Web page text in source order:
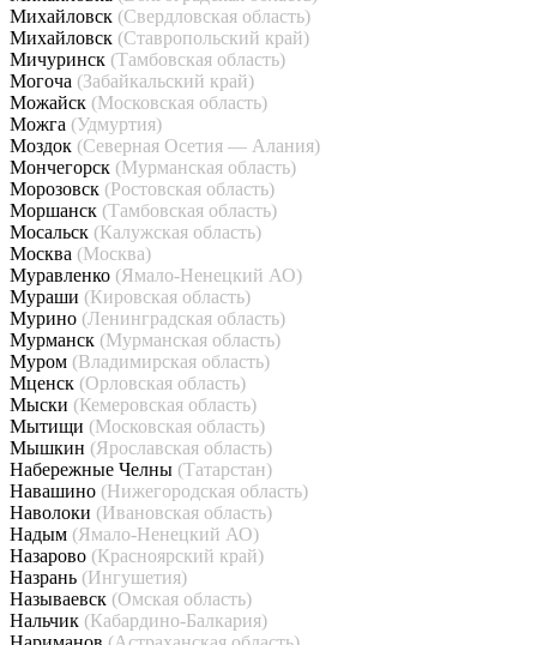
Михайловск (Свердловская область)
Михайловск (Ставропольский край)
Мичуринск (Тамбовская область)
Могоча (Забайкальский край)
Можайск (Московская область)
Можга (Удмуртия)
Моздок (Северная Осетия — Алания)
Мончегорск (Мурманская область)
Морозовск (Ростовская область)
Моршанск (Тамбовская область)
Мосальск (Калужская область)
Москва (Москва)
Муравленко (Ямало-Ненецкий АО)
Мураши (Кировская область)
Мурино (Ленинградская область)
Мурманск (Мурманская область)
Муром (Владимирская область)
Мценск (Орловская область)
Мыски (Кемеровская область)
Мытищи (Московская область)
Мышкин (Ярославская область)
Набережные Челны (Татарстан)
Навашино (Нижегородская область)
Наволоки (Ивановская область)
Надым (Ямало-Ненецкий АО)
Назарово (Красноярский край)
Назрань (Ингушетия)
Называевск (Омская область)
Нальчик (Кабардино-Балкария)